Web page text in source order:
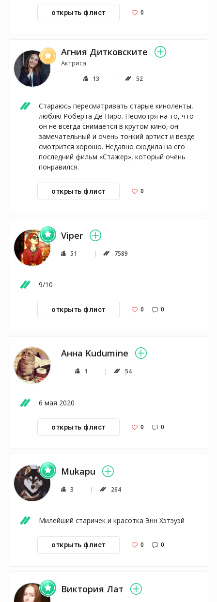
открыть флист 0
Агния Дитковските
Актриса
13 52
Стараюсь пересматривать старые киноленты,
люблю Роберта Де Ниро. Несмотря на то, что
он не всегда снимается в крутом кино, он
замечательный и очень тонкий артист и везде
смотрится хорошо. Недавно сходила на его
последний фильм «Стажер», который очень
понравился.
открыть флист 0
Viper
51 7589
9/10
открыть флист 0 0
Анна Kudumine
1 54
6 мая 2020
открыть флист 0 0
Mukapu
3 264
Милейший старичек и красотка Энн Хэтэуэй
открыть флист 0 0
Виктория Лат